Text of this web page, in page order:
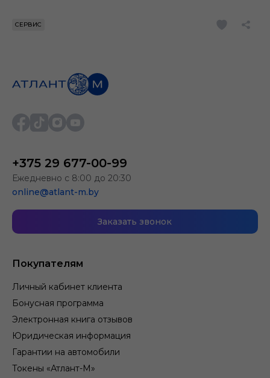
СЕРВИС
Покупателям
Личный кабинет клиента
Бонусная программа
Электронная книга отзывов
Юридическая информация
Гарантии на автомобили
Токены «Атлант-М»
+375 29 677-00-99
Ежедневно с 8:00 до 20:30
online@atlant-m.by
Заказать звонок